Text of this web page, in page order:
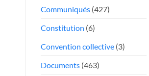
Communiqués(427)
Constitution (6)
Convention collective(3)
Documents(463)